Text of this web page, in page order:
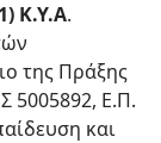
Κ.Υ.Α.
της Πράξης
5005892, Ε.Π.
και